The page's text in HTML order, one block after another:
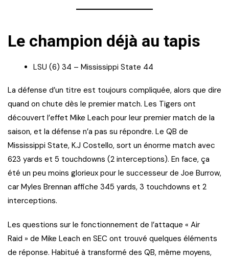
Le champion déjà au tapis
LSU (6) 34 – Mississippi State 44
La défense d’un titre est toujours compliquée, alors que dire
quand on chute dès le premier match. Les Tigers ont
découvert l’effet Mike Leach pour leur premier match de la
saison, et la défense n’a pas su répondre. Le QB de
Mississippi State, K.J Costello, sort un énorme match avec
623 yards et 5 touchdowns (2 interceptions). En face, ça
été un peu moins glorieux pour le successeur de Joe Burrow,
car Myles Brennan affiche 345 yards, 3 touchdowns et 2
interceptions.
Les questions sur le fonctionnement de l’attaque « Air
Raid » de Mike Leach en SEC ont trouvé quelques éléments
de réponse. Habitué à transformé des QB, même moyens,